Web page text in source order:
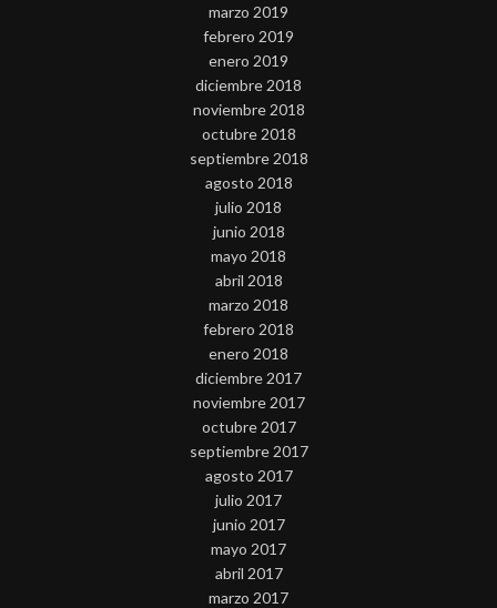
marzo 2019
febrero 2019
enero 2019
diciembre 2018
noviembre 2018
octubre 2018
septiembre 2018
agosto 2018
julio 2018
junio 2018
mayo 2018
abril 2018
marzo 2018
febrero 2018
enero 2018
diciembre 2017
noviembre 2017
octubre 2017
septiembre 2017
agosto 2017
julio 2017
junio 2017
mayo 2017
abril 2017
marzo 2017